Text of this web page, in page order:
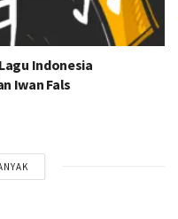
Indonesia
Iwan Fals